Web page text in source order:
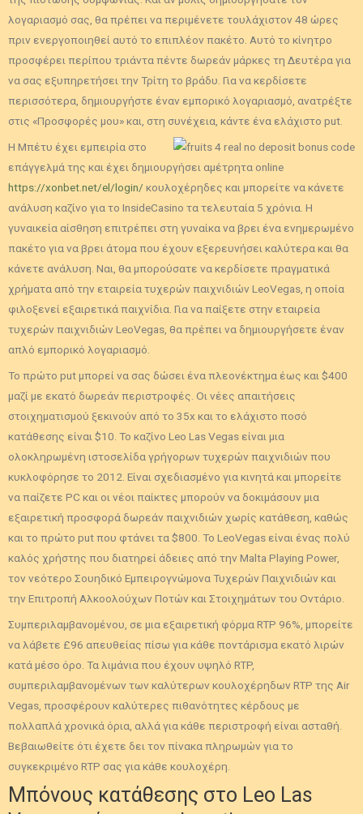
λογαριασμό σας, θα πρέπει να περιμένετε τουλάχιστον 48 ώρες
πριν ενεργοποιηθεί αυτό το επιπλέον πακέτο. Αυτό το κίνητρο
προσφέρει περίπου τριάντα πέντε δωρεάν μάρκες τη Δευτέρα για
να σας εξυπηρετήσει την Τρίτη το βράδυ. Για να κερδίσετε
περισσότερα, δημιουργήστε έναν εμπορικό λογαριασμό, ανατρέξτε
στις «Προσφορές μου» και, στη συνέχεια, κάντε ένα ελάχιστο put.
Η Μπέτυ έχει εμπειρία στο
επάγγελμά της και έχει δημιουργήσει αμέτρητα online
https://xonbet.net/el/login/ κουλοχέρηδες και μπορείτε να κάνετε
ανάλυση καζίνο για το InsideCasino τα τελευταία 5 χρόνια. Η
γυναικεία αίσθηση επιτρέπει στη γυναίκα να βρει ένα ενημερωμένο
πακέτο για να βρει άτομα που έχουν εξερευνήσει καλύτερα και θα
κάνετε ανάλυση. Ναι, θα μπορούσατε να κερδίσετε πραγματικά
χρήματα από την εταιρεία τυχερών παιχνιδιών LeoVegas, η οποία
φιλοξενεί εξαιρετικά παιχνίδια. Για να παίξετε στην εταιρεία
τυχερών παιχνιδιών LeoVegas, θα πρέπει να δημιουργήσετε έναν
απλό εμπορικό λογαριασμό.
Το πρώτο put μπορεί να σας δώσει ένα πλεονέκτημα έως και $400
μαζί με εκατό δωρεάν περιστροφές. Οι νέες απαιτήσεις
στοιχηματισμού ξεκινούν από το 35x και το ελάχιστο ποσό
κατάθεσης είναι $10. Το καζίνο Leo Las Vegas είναι μια
ολοκληρωμένη ιστοσελίδα γρήγορων τυχερών παιχνιδιών που
κυκλοφόρησε το 2012. Είναι σχεδιασμένο για κινητά και μπορείτε
να παίζετε PC και οι νέοι παίκτες μπορούν να δοκιμάσουν μια
εξαιρετική προσφορά δωρεάν παιχνιδιών χωρίς κατάθεση, καθώς
και το πρώτο put που φτάνει τα $800. Το LeoVegas είναι ένας πολύ
καλός χρήστης που διατηρεί άδειες από την Malta Playing Power,
τον νεότερο Σουηδικό Εμπειρογνώμονα Τυχερών Παιχνιδιών και
την Επιτροπή Αλκοολούχων Ποτών και Στοιχημάτων του Οντάριο.
Συμπεριλαμβανομένου, σε μια εξαιρετική φόρμα RTP 96%, μπορείτε
να λάβετε £96 απευθείας πίσω για κάθε ποντάρισμα εκατό λιρών
κατά μέσο όρο. Τα λιμάνια που έχουν υψηλό RTP,
συμπεριλαμβανομένων των καλύτερων κουλοχέρηδων RTP της Air
Vegas, προσφέρουν καλύτερες πιθανότητες κέρδους με
πολλαπλά χρονικά όρια, αλλά για κάθε περιστροφή είναι ασταθή.
Βεβαιωθείτε ότι έχετε δει τον πίνακα πληρωμών για το
συγκεκριμένο RTP σας για κάθε κουλοχέρη.
Μπόνους κατάθεσης στο Leo Las